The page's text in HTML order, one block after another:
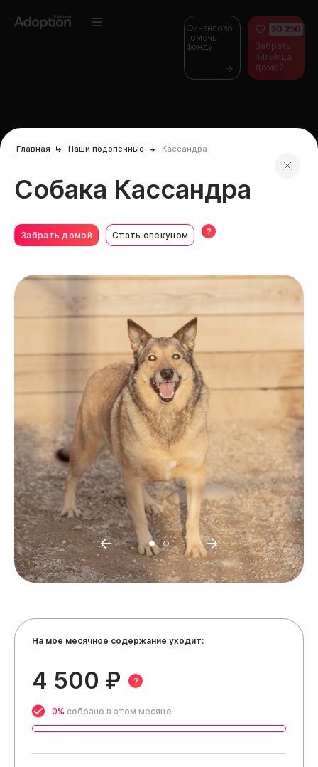
Финансово
помочь
фонду
30 250
Забрать
питомца
домой
Главная Наши подопечные Кассандра
Собака Кассандра
Забрать домой Стать опекуном ?
На мое месячное содержание уходит:
4 500 ₽ ?
0% собрано в этом месяце